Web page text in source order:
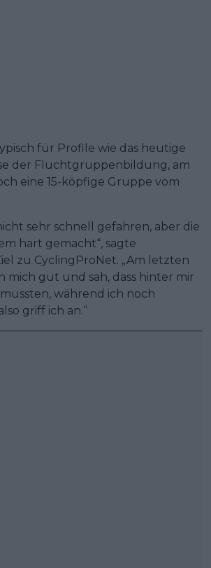
für Profile wie das heutige
der Fluchtgruppenbildung, am
eine 15-köpfige Gruppe vom
sehr schnell gefahren, aber die
hart gemacht“, sagte
zu CyclingProNet. „Am letzten
mich gut und sah, dass hinter mir
während ich noch
griff ich an.“